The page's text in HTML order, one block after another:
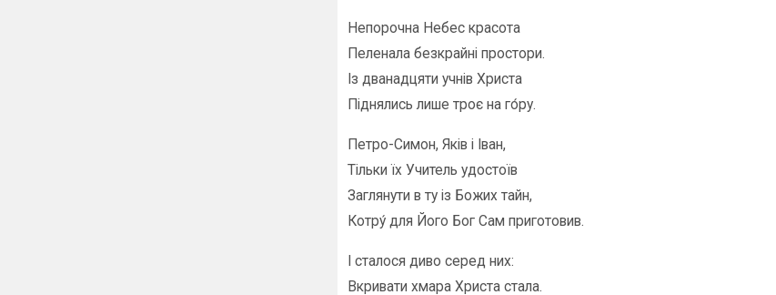
Непорочна Небес красота
Пеленала безкрайні простори.
Із дванадцяти учнів Христа
Піднялись лише троє на го́ру.
Петро-Симон, Яків і Іван,
Тільки їх Учитель удостоїв
Заглянути в ту із Божих тайн,
Котру́ для Його Бог Сам приготовив.
І сталося диво серед них:
Вкривати хмара Христа стала.